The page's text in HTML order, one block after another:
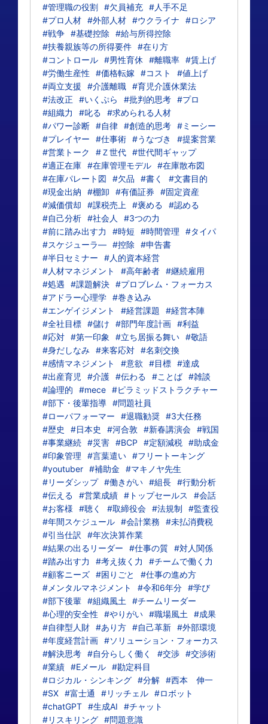
#管理職の役割 #欠員補充 #人手不足
#プロ人材 #外部人材 #ウクライナ
#ロシア
#戦争 #基礎控除
#給与所得控除
#扶養親族等の所得要件 #在り方
#コントロール #男性育休 #離職率 #賃上げ
#労働生産性
#価格転嫁 #コスト
#値上げ
#両立支援
#介護離職 #育児介護休業法
#法改正
#いくぷら #批判的思考 #プロ
#組織力
#叱る
#求められる人材
#パワー診断 #自律 #創造的思考 #ミーシー
#プレイヤー
#仕事術 #うなづき
#提案営業
#営業トーク
#Ｚ世代 #世代間ギャップ
#適正在庫 #在庫管理モデル #在庫散布図
#在庫パレート図
#欠品 #書く
#文書目的
#現金出納
#棚卸 #有価証券
#固定資産
#減価償却
#課税売上 #褒める
#認める
#自己分析 #社会人
#3つの力
#前に踏み出す力
#時短 #時間管理
#タイパ
#スケジューラ― #控除
#申告書
#半日セミナー
#人的資本経営
#人材マネジメント
#高年齢者 #継続雇用
#処遇
#課題解決 #プロブレム・フォーカス
#アドラー心理学 #巻き込み
#エンゲイジメント
#経営課題
#経営本陣
#全社目標 #儲け #部門年度計画 #利益
#応対 #第一印象 #立ち居振る舞い #敬語
#身だしなみ #来客応対 #名刺交換
#感情マネジメント
#意欲 #目標 #達成
#出産育児
#介護 #伝わる #ことば #雑談
#論理的
#mece #ピラミッドストラクチャー
#部下・後輩指導 #問題社員
#ローパフォーマー
#退職勧奨 #3大任務
#歴史
#日本史 #河合敦 #新春講演会 #戦国
#事業継続 #災害 #BCP #定額減税 #助成金
#印象管理
#言葉遣い #フリートーキング
#youtuber #補助金
#マキノヤ先生
#リーダシップ #働きがい #組長 #行動分析
#伝える
#営業成績 #トップセールス
#会話
#お客様
#聴く #取締役会 #法規制
#監査役
#年間スケジュール #会計業務
#未払消費税
#引当仕訳
#年次決算作業
#結果の出るリーダー
#仕事の質 #対人関係
#踏み出す力
#考え抜く力
#チームで働く力
#顧客ニーズ #困りごと
#仕事の進め方
#メンタルマネジメント
#令和6年分 #学び
#部下後輩 #組織風土
#チームリーダー
#心理的安全性
#やりがい #職場風土
#成果
#自律型人財 #あり方 #自己革新 #外部環境
#年度経営計画 #ソリューション・フォーカス
#解決思考 #自分らしく働く #交渉 #交渉術
#業績 #Eメール #勘定科目
#ロジカル・シンキング #分解 #西本 伸一
#SX #富士通 #リッチェル #ロボット
#chatGPT #生成AI
#チャット
#リスキリング #問題意識